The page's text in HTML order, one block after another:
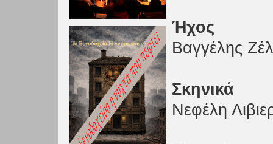
Ήχος
Βαγγέλης
Σκηνικά
Νεφέλη